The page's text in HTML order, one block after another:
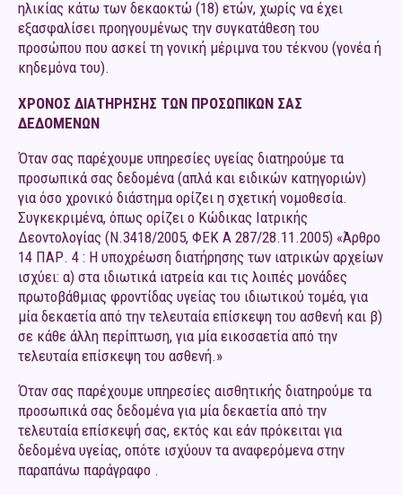
ηλικίας κάτω των δεκαοκτώ (18) ετών, χωρίς να έχει
εξασφαλίσει προηγουμένως την συγκατάθεση του
προσώπου που ασκεί τη γονική μέριμνα του τέκνου (γονέα ή
κηδεμόνα του).
ΧΡΟΝΟΣ ΔΙΑΤΗΡΗΣΗΣ ΤΩΝ ΠΡΟΣΩΠΙΚΩΝ ΣΑΣ
ΔΕΔΟΜΕΝΩΝ
Όταν σας παρέχουμε υπηρεσίες υγείας διατηρούμε τα
προσωπικά σας δεδομένα (απλά και ειδικών κατηγοριών)
για όσο χρονικό διάστημα ορίζει η σχετική νομοθεσία.
Συγκεκριμένα, όπως ορίζει ο Κώδικας Ιατρικής
Δεοντολογίας (Ν.3418/2005, ΦΕΚ Α 287/28.11.2005) «Άρθρο
14 ΠΑΡ. 4 : Η υποχρέωση διατήρησης των ιατρικών αρχείων
ισχύει: α) στα ιδιωτικά ιατρεία και τις λοιπές μονάδες
πρωτοβάθμιας φροντίδας υγείας του ιδιωτικού τομέα, για
μία δεκαετία από την τελευταία επίσκεψη του ασθενή και β)
σε κάθε άλλη περίπτωση, για μία εικοσαετία από την
τελευταία επίσκεψη του ασθενή.»
Όταν σας παρέχουμε υπηρεσίες αισθητικής διατηρούμε τα
προσωπικά σας δεδομένα για μία δεκαετία από την
τελευταία επίσκεψή σας, εκτός και εάν πρόκειται για
δεδομένα υγείας, οπότε ισχύουν τα αναφερόμενα στην
παραπάνω παράγραφο .